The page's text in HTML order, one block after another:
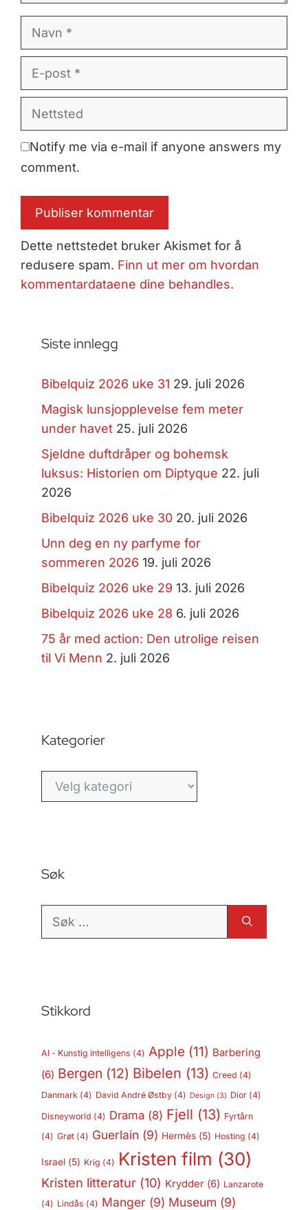
post
Notify me via e-mail if anyone answers my
comment.
Dette nettstedet bruker Akismet for å
redusere spam. Finn ut mer om hvordan
kommentardataene dine behandles.
Siste innlegg
Bibelquiz 2026 uke 31 29. juli 2026
Magisk lunsjopplevelse fem meter
under havet 25. juli 2026
Sjeldne duftdråper og bohemsk
luksus: Historien om Diptyque 22. juli
2026
Bibelquiz 2026 uke 30 20. juli 2026
Unn deg en ny parfyme for
sommeren 2026 19. juli 2026
Bibelquiz 2026 uke 29 13. juli 2026
Bibelquiz 2026 uke 28 6. juli 2026
75 år med action: Den utrolige reisen
til Vi Menn 2. juli 2026
Kategorier
Kategorier
Søk
Søk
Stikkord
AI - Kunstig intelligens (4) Apple (11) Barbering
(6) Bergen (12) Bibelen (13) Creed (4)
Danmark (4) David André Østby(4) Design(3) Dior(4)
Disneyworld (4) Drama (8) Fjell (13) Fyrtårn
(4) Grøt(4) Guerlain (9) Hermès(5) Hosting (4)
Israel(5) Krig (4) Kristen film (30)
Kristen litteratur(10) Krydder(6) Lanzarote
(4) Lindås (4) Manger(9) Museum (9)